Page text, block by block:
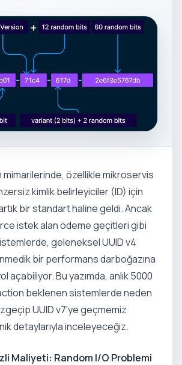
mimarilerinde, özellikle mikroservis
kimlik belirleyiciler (ID) için
artık bir standart haline geldi. Ancak
istek alan ödeme geçitleri gibi
geleneksel UUID v4
bir performans darboğazına
açabiliyor. Bu yazımda, anlık 5000
beklenen sistemlerde neden
UUID v7'ye geçmemiz
detaylarıyla inceleyeceğiz.
Maliyeti: Random I/O Problemi